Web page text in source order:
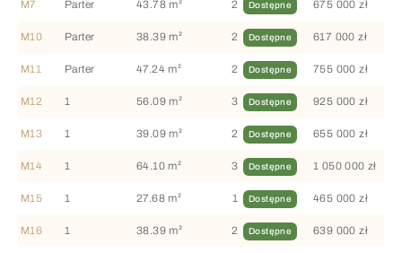
M7 Parter 43.78 m² 2 Dostępne 675 000 zł
M10 Parter 38.39 m² 2 Dostępne 617 000 zł
M11 Parter 47.24 m² 2 Dostępne 755 000 zł
M12 1 56.09 m² 3 Dostępne 925 000 zł
M13 1 39.09 m² 2 Dostępne 655 000 zł
M14 1 64.10 m² 3 Dostępne 1 050 000 zł
M15 1 27.68 m² 1 Dostępne 465 000 zł
M16 1 38.39 m² 2 Dostępne 639 000 zł